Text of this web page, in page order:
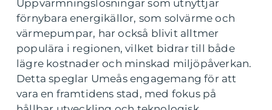
Uppvärmningslösningar som utnyttjar
förnybara energikällor, som solvärme och
värmepumpar, har också blivit alltmer
populära i regionen, vilket bidrar till både
lägre kostnader och minskad miljöpåverkan.
Detta speglar Umeås engagemang för att
vara en framtidens stad, med fokus på